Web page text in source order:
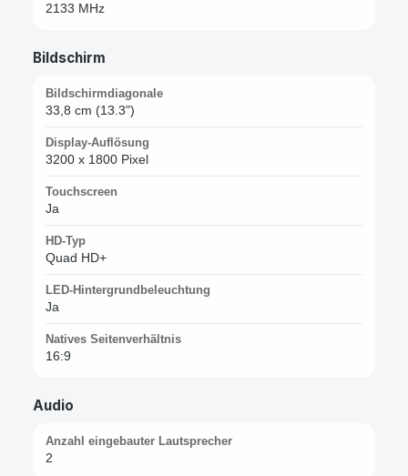
2133 MHz
Bildschirm
Bildschirmdiagonale
33,8 cm (13.3")
Display-Auflösung
3200 x 1800 Pixel
Touchscreen
Ja
HD-Typ
Quad HD+
LED-Hintergrundbeleuchtung
Ja
Natives Seitenverhältnis
16:9
Audio
Anzahl eingebauter Lautsprecher
2